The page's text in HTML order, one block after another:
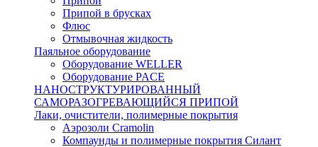
Припой в брусках
Флюс
Отмывочная жидкость
Паяльное оборудование
Оборудование WELLER
Оборудование PACE
НАНОСТРУКТУРИРОВАННЫЙ
САМОРАЗОГРЕВАЮЩИЙСЯ ПРИПОЙ
Лаки, очистители, полимерные покрытия
Аэрозоли Cramolin
Компаунды и полимерные покрытия Силант